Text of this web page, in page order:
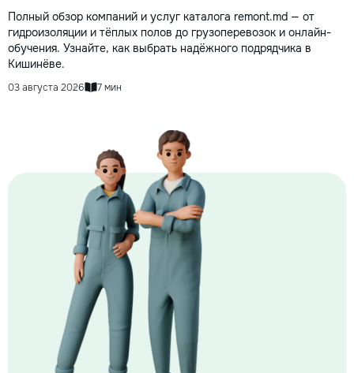
Полный обзор компаний и услуг каталога remont.md — от
гидроизоляции и тёплых полов до грузоперевозок и онлайн-
обучения. Узнайте, как выбрать надёжного подрядчика в
Кишинёве.
03 августа 2026 7 мин